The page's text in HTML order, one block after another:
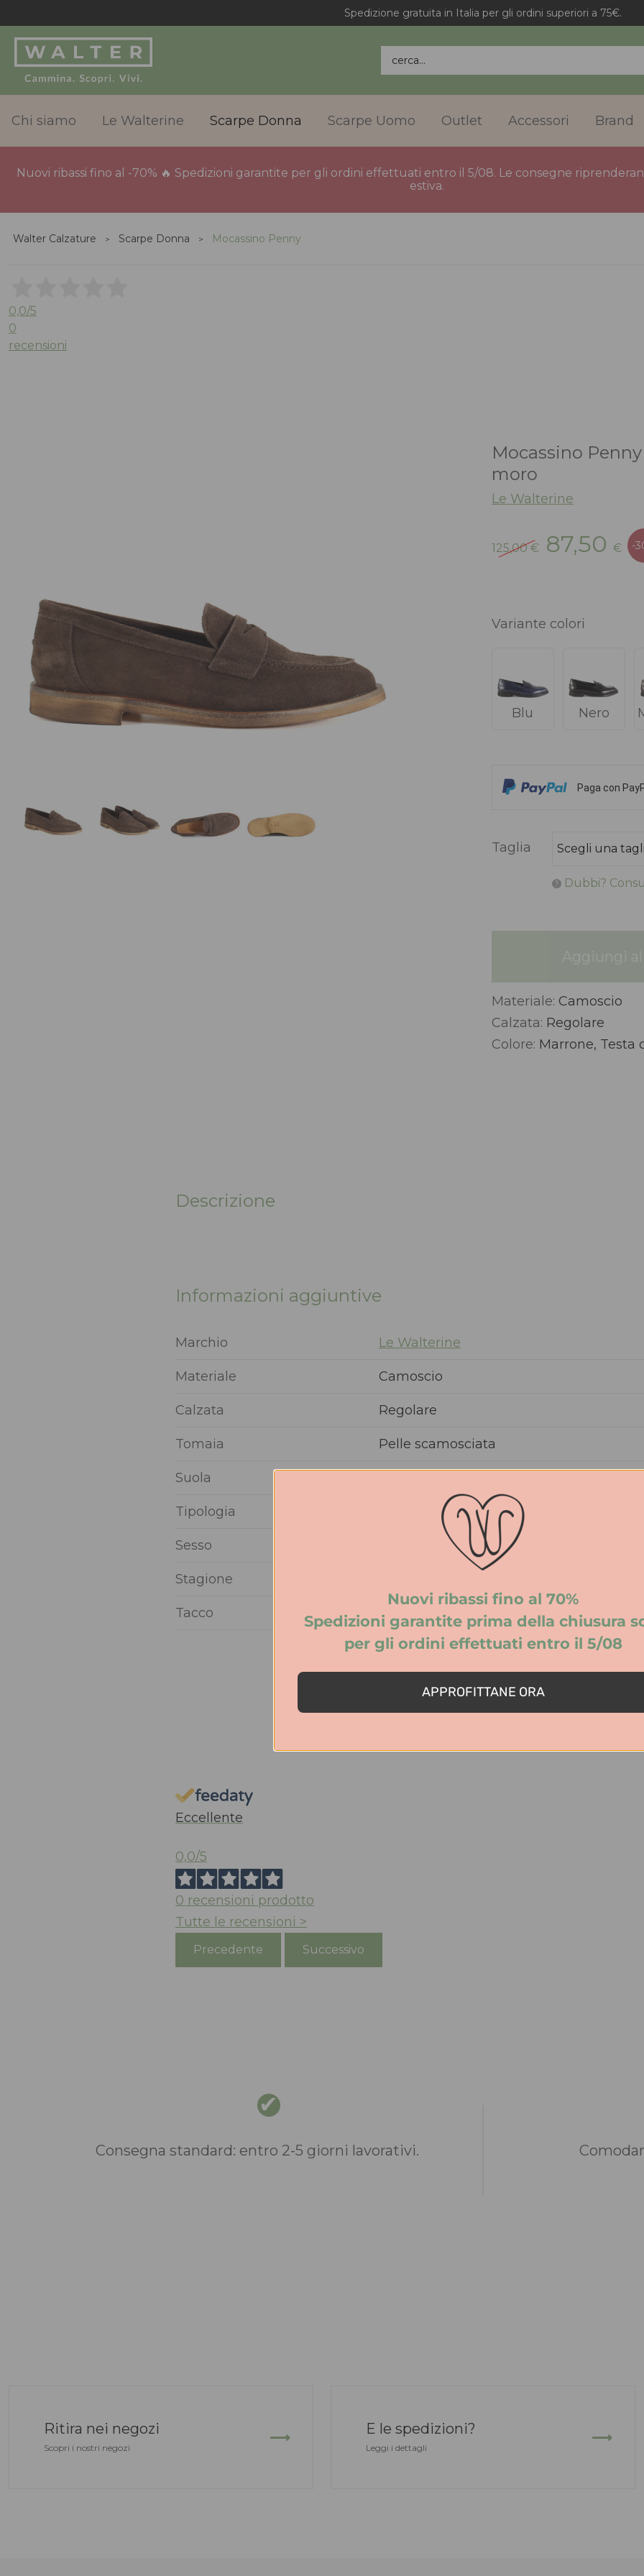
Spedizione gratuita in Italia per gli ordini superiori a 75€.
cerca...
Chi siamo Le Walterine Scarpe Donna Scarpe Uomo Outlet Accessori Brand
Nuovi ribassi fino al -70% 🔥 Spedizioni garantite per gli ordini effettuati entro il 5/08. Le consegne
estiva.
Walter Calzature Scarpe Donna Mocassino Penny
0,0/5
0
recensioni
Mocassino
moro
Le Walterine
125,00€
Il
prezzo
125,00 €.
87,50 €
Il
-
Variante colori
Blu Nero
Paga con
Taglia
Dubbi?
Aggiungi
Alternative:
Materiale: Camoscio
Calzata: Regolare
Colore: Marrone, Testa
Descrizione
Informazioni aggiuntive
Marchio Le Walterine
Materiale Camoscio
Calzata Regolare
Tomaia Pelle scamosciata
Suola
Tipologia Mocassino
Sesso
Stagione
Tacco 2 cm
Eccellente
0,0/5
0 recensioni prodotto
Tutte le recensioni >
Precedente Successivo
Consegna standard: entro 2-5 giorni lavorativi.
Ritira nei negozi
Scopri i nostri negozi
E le spedizioni?
Leggi i dettagli
Nuovi ribassi fino al 70%
Spedizioni garantite prima della chiusura
per gli ordini effettuati entro il 5/08
APPROFITTANE ORA